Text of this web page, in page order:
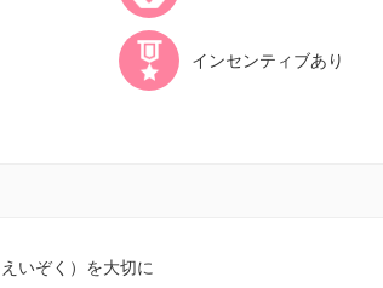
インセンティブあり
いぞく）を大切に